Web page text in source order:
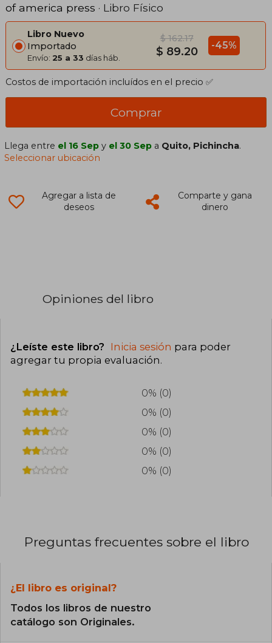
of america press · Libro Físico
Libro Nuevo
Importado
Envío: 25 a 33 días háb.
$ 162.17
$ 89.20 -45%
Costos de importación incluídos en el precio ✅
Comprar
Llega entre el 16 Sep y el 30 Sep a Quito, Pichincha.
Seleccionar ubicación
Agregar a lista de
deseos
Comparte y gana
dinero
Opiniones del libro
¿Leíste este libro? Inicia sesión para poder
agregar tu propia evaluación.
0% (0)
0% (0)
0% (0)
0% (0)
0% (0)
Preguntas frecuentes sobre el libro
¿El libro es original?
Todos los libros de nuestro
catálogo son Originales.